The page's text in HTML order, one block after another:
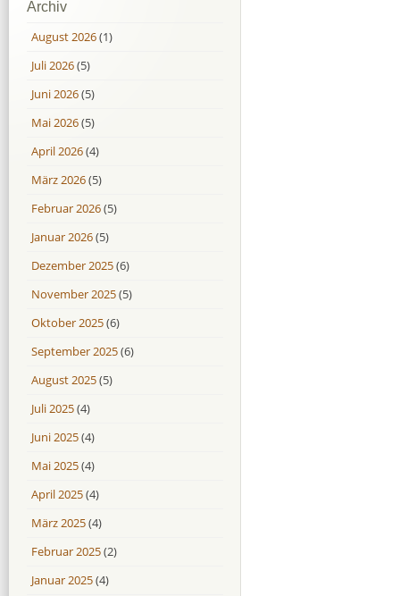
Archiv
August 2026(1)
Juli 2026(5)
Juni 2026(5)
Mai 2026(5)
April 2026(4)
März 2026(5)
Februar 2026(5)
Januar 2026(5)
Dezember 2025(6)
November 2025(5)
Oktober 2025(6)
September 2025(6)
August 2025(5)
Juli 2025(4)
Juni 2025(4)
Mai 2025(4)
April 2025(4)
März 2025(4)
Februar 2025(2)
Januar 2025(4)